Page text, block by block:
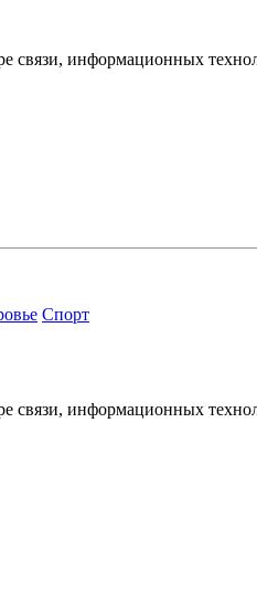
связи, информационных
Спорт
связи, информационных